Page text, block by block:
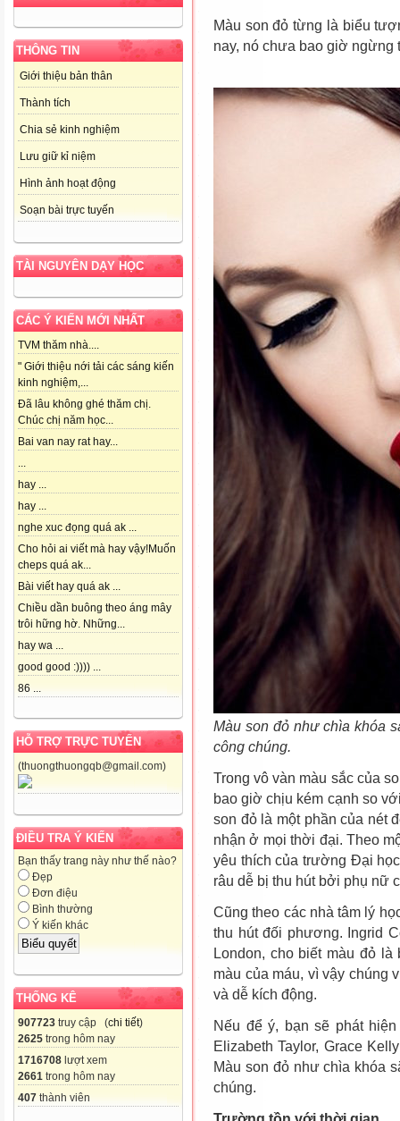
THÔNG TIN
Giới thiệu bản thân
Thành tích
Chia sẻ kinh nghiệm
Lưu giữ kỉ niệm
Hình ảnh hoạt động
Soạn bài trực tuyến
TÀI NGUYÊN DẠY HỌC
CÁC Ý KIẾN MỚI NHẤT
TVM thăm nhà....
" Giới thiệu nới tải các sáng kiến
kinh nghiệm,...
Đã lâu không ghé thăm chị.
Chúc chị năm học...
Bai van nay rat hay...
...
hay ...
hay ...
nghe xuc đọng quá ak ...
Cho hỏi ai viết mà hay vậy!Muốn
cheps quá ak...
Bài viết hay quá ak ...
Chiều dần buông theo áng mây
trôi hững hờ. Những...
hay wa ...
good good :)))) ...
86 ...
HỖ TRỢ TRỰC TUYẾN
(thuongthuongqb@gmail.com)
ĐIỀU TRA Ý KIẾN
Bạn thấy trang này như thế nào?
Đẹp
Đơn điệu
Bình thường
Ý kiến khác
THỐNG KÊ
907723 truy cập (chi tiết)
2625 trong hôm nay
1716708 lượt xem
2661 trong hôm nay
407 thành viên
Màu son đỏ từng là biểu
nay, nó chưa bao giờ ngừng
Màu son đỏ như chìa khóa
công chúng.
Trong vô vàn màu sắc của
bao giờ chịu kém cạnh so
son đỏ là một phần của nét
nhận ở mọi thời đại. Theo
yêu thích của trường Đại
râu dễ bị thu hút bởi phụ nữ
Cũng theo các nhà tâm lý
thu hút đối phương. Ingrid
London, cho biết màu đỏ
màu của máu, vì vậy chúng
và dễ kích động.
Nếu để ý, bạn sẽ phát
Elizabeth Taylor, Grace
Màu son đỏ như chìa khóa
chúng.